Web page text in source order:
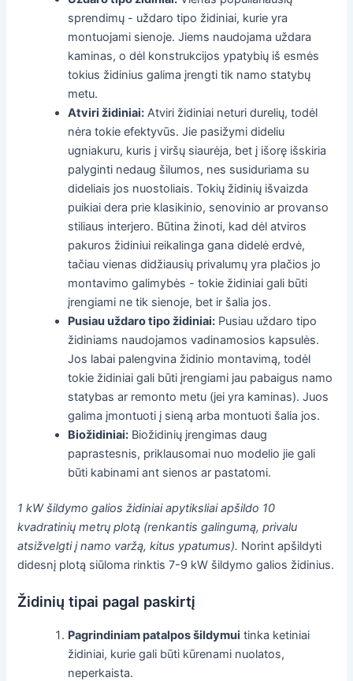
sprendimų - uždaro tipo židiniai, kurie yra
montuojami sienoje. Jiems naudojama uždara
kaminas, o dėl konstrukcijos ypatybių iš esmės
tokius židinius galima įrengti tik namo statybų
metu.
Atviri židiniai: Atviri židiniai neturi durelių, todėl
nėra tokie efektyvūs. Jie pasižymi dideliu
ugniakuru, kuris į viršų siaurėja, bet į išorę išskiria
palyginti nedaug šilumos, nes susiduriama su
dideliais jos nuostoliais. Tokių židinių išvaizda
puikiai dera prie klasikinio, senovinio ar provanso
stiliaus interjero. Būtina žinoti, kad dėl atviros
pakuros židiniui reikalinga gana didelė erdvė,
tačiau vienas didžiausių privalumų yra plačios jo
montavimo galimybės - tokie židiniai gali būti
įrengiami ne tik sienoje, bet ir šalia jos.
Pusiau uždaro tipo židiniai: Pusiau uždaro tipo
židiniams naudojamos vadinamosios kapsulės.
Jos labai palengvina židinio montavimą, todėl
tokie židiniai gali būti įrengiami jau pabaigus namo
statybas ar remonto metu (jei yra kaminas). Juos
galima įmontuoti į sieną arba montuoti šalia jos.
Biožidiniai: Biožidinių įrengimas daug
paprastesnis, priklausomai nuo modelio jie gali
būti kabinami ant sienos ar pastatomi.
1 kW šildymo galios židiniai apytiksliai apšildo 10
kvadratinių metrų plotą (renkantis galingumą, privalu
atsižvelgti į namo varžą, kitus ypatumus). Norint apšildyti
didesnį plotą siūloma rinktis 7-9 kW šildymo galios židinius.
Židinių tipai pagal paskirtį
Pagrindiniam patalpos šildymui tinka ketiniai
židiniai, kurie gali būti kūrenami nuolatos,
neperkaista.